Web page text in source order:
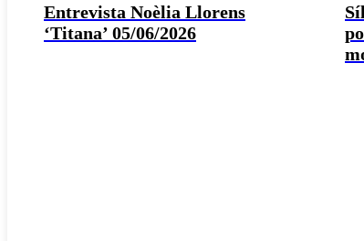
Entrevista Noèlia Llorens
‘Titana’ 05/06/2026